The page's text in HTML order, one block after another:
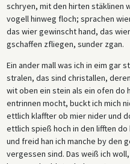
schryen, mit den hirten stäklinen
vogell hinweg floch; sprachen
das wier gewinscht hand, das
gschaffen zfliegen, sunder zgan.
Ein ander mall was ich in eim gar
stralen, das sind christallen,
wit oben ein stein als ein ofen do
entrinnen mocht, buckt ich mich
ettlich klaffter ob mier nider und
ettlich spieß hoch in den lifften
und freid han ich manche by den
vergessen sind. Das weiß ich